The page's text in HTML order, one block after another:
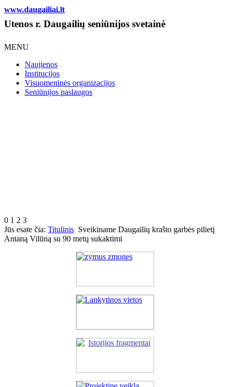
www.daugailiai.lt
Utenos r. Daugailių seniūnijos svetainė
MENU
Naujienos
Institucijos
Visuomeninės organizacijos
Seniūnijos paslaugos
0 1 2 3
Jūs esate čia: Titulinis Sveikiname Daugailių krašto garbės pilietį
Antaną Vilūną su 90 metų sukaktimi